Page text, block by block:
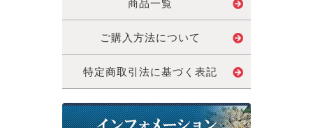
商品一覧
ご購入方法について
特定商取引法に基づく表記